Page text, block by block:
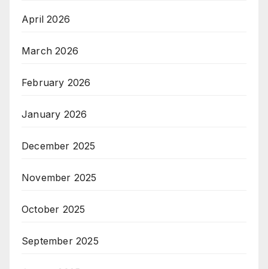
April 2026
March 2026
February 2026
January 2026
December 2025
November 2025
October 2025
September 2025